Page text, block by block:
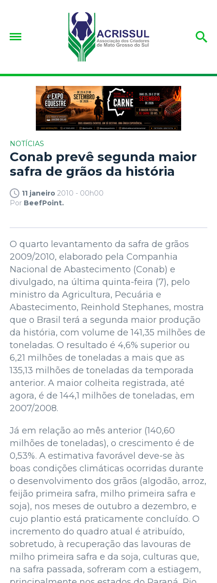
NOTÍCIAS
Conab prevê segunda maior
safra de grãos da história
11 janeiro 2010 - 00h00
Por BeefPoint.
O quarto levantamento da safra de grãos
2009/2010, elaborado pela Companhia
Nacional de Abastecimento (Conab) e
divulgado, na última quinta-feira (7), pelo
ministro da Agricultura, Pecuária e
Abastecimento, Reinhold Stephanes, mostra
que o Brasil terá a segunda maior produção
da história, com volume de 141,35 milhões de
toneladas. O resultado é 4,6% superior ou
6,21 milhões de toneladas a mais que as
135,13 milhões de toneladas da temporada
anterior. A maior colheita registrada, até
agora, é de 144,1 milhões de toneladas, em
2007/2008.
Já em relação ao mês anterior (140,60
milhões de toneladas), o crescimento é de
0,53%. A estimativa favorável deve-se às
boas condições climáticas ocorridas durante
o desenvolvimento dos grãos (algodão, arroz,
feijão primeira safra, milho primeira safra e
soja), nos meses de outubro a dezembro, e
cujo plantio está praticamente concluído. O
incremento do quadro atual é atribuído,
sobretudo, à recuperação das lavouras de
milho primeira safra e da soja, culturas que,
na safra passada, sofreram com a estiagem,